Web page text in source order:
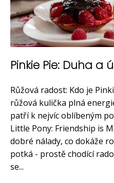
Pinkie Pie: Duha a
Růžová radost: Kdo je
růžová kulička plná
patří k nejvíc oblíbeným
Little Pony: Friendship is
dobré nálady, co dokáže
potká - prostě chodící
se...